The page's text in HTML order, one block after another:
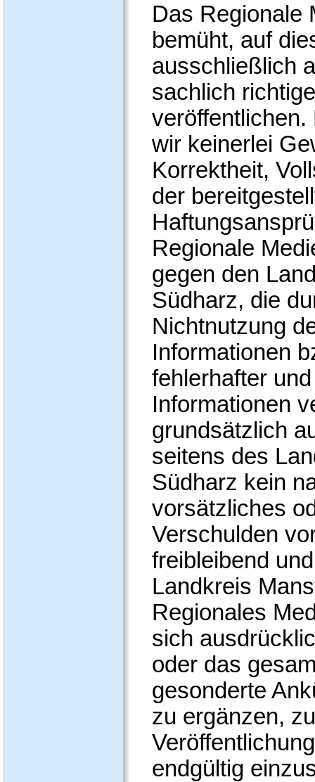
Das Regionale
bemüht, auf
ausschließlich
sachlich
wir keinerlei
Korrektheit,
der
Regionale
gegen den
Südharz, die
Nichtnutzung
Informationen
fehlerhafter
Informationen
grundsätzlich
seitens des
Südharz kein
vorsätzliches
Verschulden
freibleibend
Landkreis
Regionales
sich
oder das
gesonderte
zu ergänzen,
endgültig